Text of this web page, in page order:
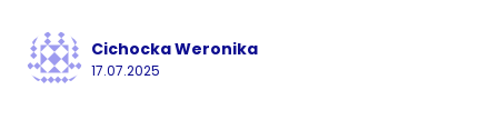
Cichocka Weronika
17.07.2025